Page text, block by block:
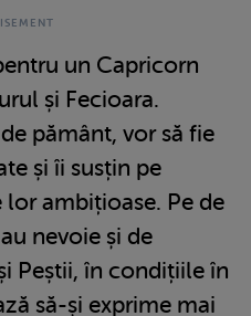
un Capricorn
și Fecioara.
pământ, vor să fie
și îi susțin pe
ambițioase. Pe de
nevoie și de
Peștii, în condițiile în
să-și exprime mai